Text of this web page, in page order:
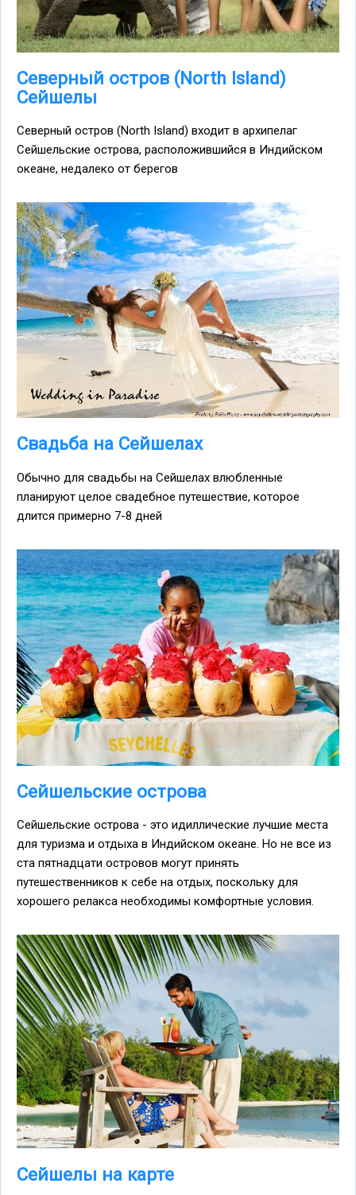
Северный остров (North Island)
Сейшелы
Северный остров (North Island) входит в архипелаг
Сейшельские острова, расположившийся в Индийском
океане, недалеко от берегов
Свадьба на Сейшелах
Обычно для свадьбы на Сейшелах влюбленные
планируют целое свадебное путешествие, которое
длится примерно 7-8 дней
Сейшельские острова
Сейшельские острова - это идиллические лучшие места
для туризма и отдыха в Индийском океане. Но не все из
ста пятнадцати островов могут принять
путешественников к себе на отдых, поскольку для
хорошего релакса необходимы комфортные условия.
Сейшелы на карте